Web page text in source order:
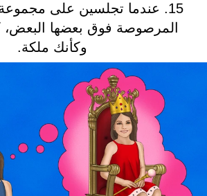
15. عندما تجلسين على
المرصوصة فوق بعضها
وكأنك ملكة.